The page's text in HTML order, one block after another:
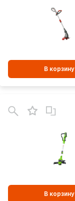
В корзину
В корзину